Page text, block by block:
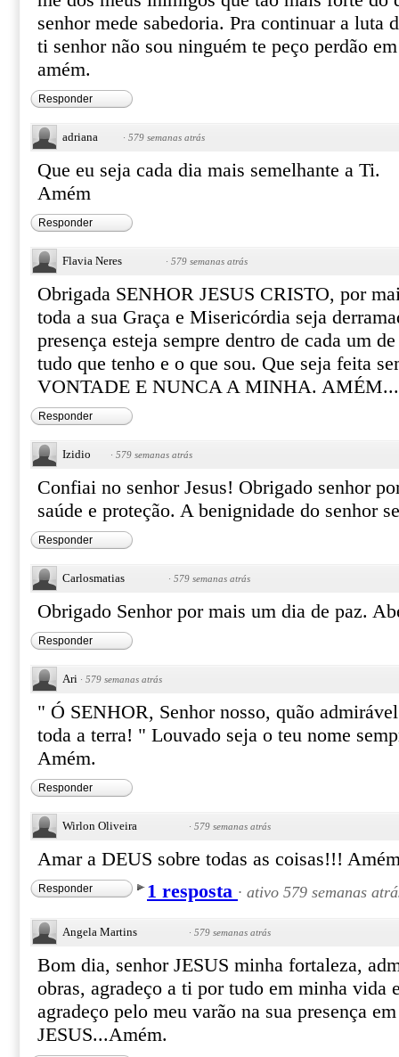
senhor mede sabedoria. Pra continuar a luta
ti senhor não sou ninguém te peço perdão
amém.
Responder
adriana · 579 semanas atrás
Que eu seja cada dia mais semelhante a Ti.
Amém
Responder
Flavia Neres · 579 semanas atrás
Obrigada SENHOR JESUS CRISTO, por
toda a sua Graça e Misericórdia seja
presença esteja sempre dentro de cada um
tudo que tenho e o que sou. Que seja feita
VONTADE E NUNCA A MINHA. AMÉM...
Responder
Izidio · 579 semanas atrás
Confiai no senhor Jesus! Obrigado senhor
saúde e proteção. A benignidade do senhor
Responder
Carlosmatias · 579 semanas atrás
Obrigado Senhor por mais um dia de paz.
Responder
Ari · 579 semanas atrás
" Ó SENHOR, Senhor nosso, quão
toda a terra! " Louvado seja o teu nome
Amém.
Responder
Wirlon Oliveira · 579 semanas atrás
Amar a DEUS sobre todas as coisas!!!
Responder 1 resposta · ativo 579 semanas
Angela Martins · 579 semanas atrás
Bom dia, senhor JESUS minha fortaleza,
obras, agradeço a ti por tudo em minha vida
agradeço pelo meu varão na sua presença
JESUS...Amém.